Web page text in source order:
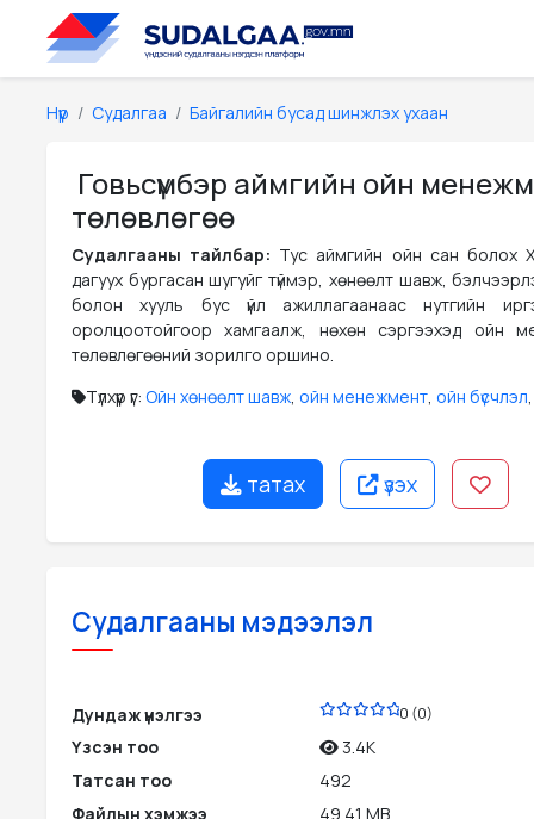
Нүүр Судалгаа Байгалийн бусад шинжлэх ухаан
Говьсүмбэр аймгийн ойн
төлөвлөгөө
Судалгааны тайлбар: Тус аймгийн ойн сан болох
дагуух бургасан шугуйг түймэр, хөнөөлт шавж,
болон хууль бус үйл ажиллагаанаас нутгийн
оролцоотойгоор хамгаалж, нөхөн сэргээхэд ойн
төлөвлөгөөний зорилго оршино.
Түлхүүр үг: Ойн хөнөөлт шавж, ойн менежмент, ойн бүсчлэл
татах үзэх
Судалгааны мэдээлэл
Дундаж үнэлгээ 0 (0)
Үзсэн тоо
3.4K
Татсан тоо
492
Файлын хэмжээ
49.41 MB